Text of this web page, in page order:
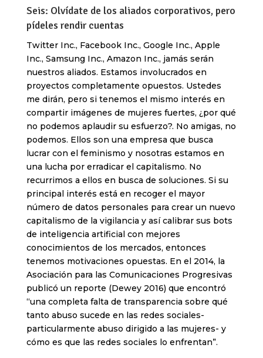
Seis: Olvídate de los aliados corporativos, pero
pídeles rendir cuentas
Twitter Inc., Facebook Inc., Google Inc., Apple
Inc., Samsung Inc., Amazon Inc., jamás serán
nuestros aliados. Estamos involucrados en
proyectos completamente opuestos. Ustedes
me dirán, pero si tenemos el mismo interés en
compartir imágenes de mujeres fuertes, ¿por qué
no podemos aplaudir su esfuerzo?. No amigas, no
podemos. Ellos son una empresa que busca
lucrar con el feminismo y nosotras estamos en
una lucha por erradicar el capitalismo. No
recurrimos a ellos en busca de soluciones. Si su
principal interés está en recoger el mayor
número de datos personales para crear un nuevo
capitalismo de la vigilancia y así calibrar sus bots
de inteligencia artificial con mejores
conocimientos de los mercados, entonces
tenemos motivaciones opuestas. En el 2014, la
Asociación para las Comunicaciones Progresivas
publicó un reporte (Dewey 2016) que encontró
“una completa falta de transparencia sobre qué
tanto abuso sucede en las redes sociales-
particularmente abuso dirigido a las mujeres- y
cómo es que las redes sociales lo enfrentan”.